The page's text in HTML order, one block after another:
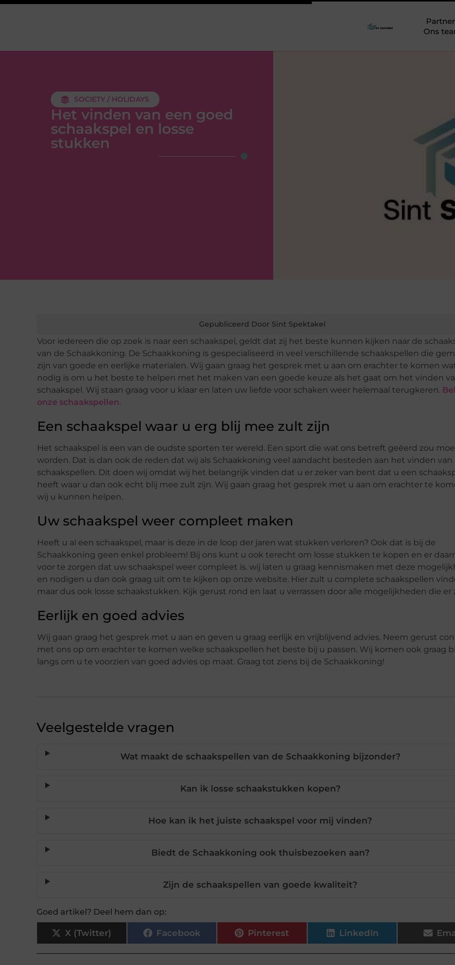
Ons
SOCIETY / HOLIDAYS
Het vinden van een goed
schaakspel en losse
stukken
Gepubliceerd Door Sint Spektakel
Voor iedereen die op zoek is naar een schaakspel, geldt dat zij het beste kunnen kijken naar de
van de Schaakkoning. De Schaakkoning is gespecialiseerd in veel verschillende schaakspellen die
zijn van goede en eerlijke materialen. Wij gaan graag het gesprek met u aan om erachter te komen
nodig is om u het beste te helpen met het maken van een goede keuze als het gaat om het vinden
schaakspel. Wij staan graag voor u klaar en laten uw liefde voor schaken weer helemaal terugkeren.
onze schaakspellen.
Een schaakspel waar u erg blij mee zult zijn
Het schaakspel is een van de oudste sporten ter wereld. Een sport die wat ons betreft geëerd zou
worden. Dat is dan ook de reden dat wij als Schaakkoning veel aandacht besteden aan het vinden van
schaakspellen. Dit doen wij omdat wij het belangrijk vinden dat u er zeker van bent dat u een
heeft waar u dan ook echt blij mee zult zijn. Wij gaan graag het gesprek met u aan om erachter te
wij u kunnen helpen.
Uw schaakspel weer compleet maken
Heeft u al een schaakspel, maar is deze in de loop der jaren wat stukken verloren? Ook dat is bij de
Schaakkoning geen enkel probleem! Bij ons kunt u ook terecht om losse stukken te kopen en er
voor te zorgen dat uw schaakspel weer compleet is. wij laten u graag kennismaken met deze
en nodigen u dan ook graag uit om te kijken op onze website. Hier zult u complete schaakspellen
maar dus ook losse schaakstukken. Kijk gerust rond en laat u verrassen door alle mogelijkheden die er
Eerlijk en goed advies
Wij gaan graag het gesprek met u aan en geven u graag eerlijk en vrijblijvend advies. Neem gerust
met ons op om erachter te komen welke schaakspellen het beste bij u passen. Wij komen ook graag
langs om u te voorzien van goed advies op maat. Graag tot ziens bij de Schaakkoning!
Veelgestelde vragen
Wat maakt de schaakspellen van de Schaakkoning bijzonder?
Kan ik losse schaakstukken kopen?
Hoe kan ik het juiste schaakspel voor mij vinden?
Biedt de Schaakkoning ook thuisbezoeken aan?
Zijn de schaakspellen van goede kwaliteit?
Goed artikel? Deel hem dan op:
X (Twitter) Facebook Pinterest LinkedIn